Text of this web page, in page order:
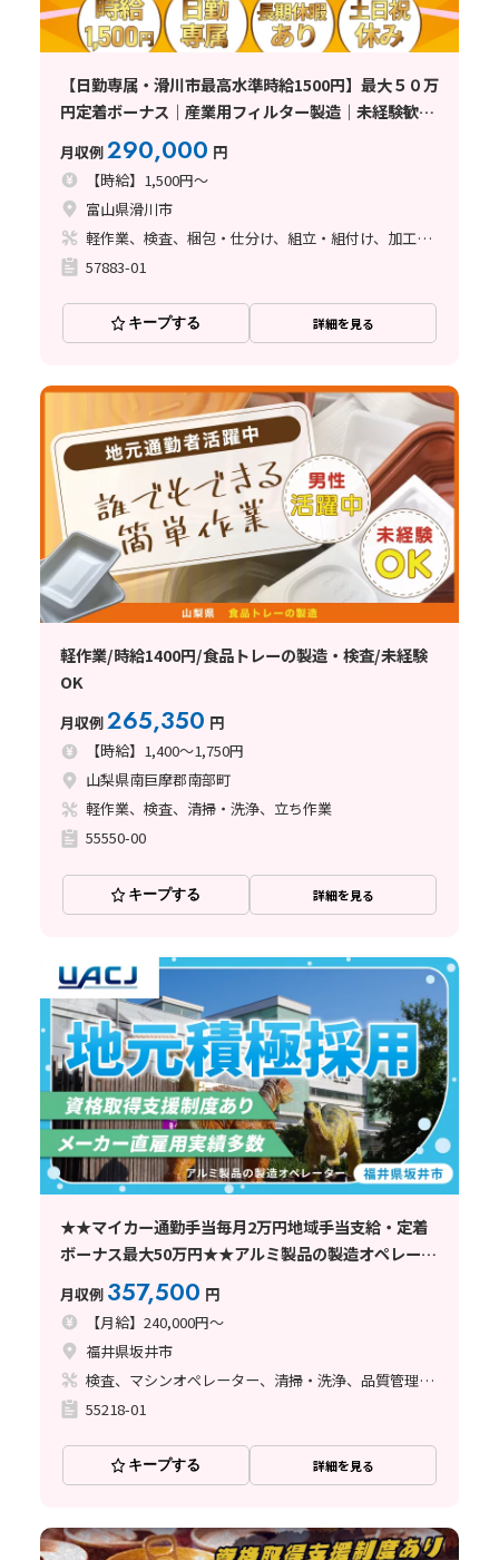
【日勤専属・滑川市最高水準時給1500円】最大５０万
円定着ボーナス｜産業用フィルター製造｜未経験歓迎
｜マイカー通勤手当２万円支給・滑川駅から車で12分
月収例290,000 円
【時給】1,500円～
富山県滑川市
軽作業、検査、梱包・仕分け、組立・組付け、加工、クリーンルーム、清掃・洗浄、立ち作業
57883-01
キープする 詳細を見る
軽作業/時給1400円/食品トレーの製造・検査/未経験
OK
月収例265,350 円
【時給】1,400～1,750円
山梨県南巨摩郡南部町
軽作業、検査、清掃・洗浄、立ち作業
55550-00
キープする 詳細を見る
★★マイカー通勤手当毎月2万円地域手当支給・定着
ボーナス最大50万円★★アルミ製品の製造オペレータ
★★～寮費無料/資格支援制度有/正社員登用制度有/芦
原温泉駅から車で25分
月収例 357,500 円
【月給】240,000円～
福井県坂井市
検査、マシンオペレーター、清掃・洗浄、品質管理、メンテナンス・保全、フォークリフト、玉掛け・クレーン、鋳造・鍛造、立ち作業、塗装、バリ取り、その他
55218-01
キープする 詳細を見る